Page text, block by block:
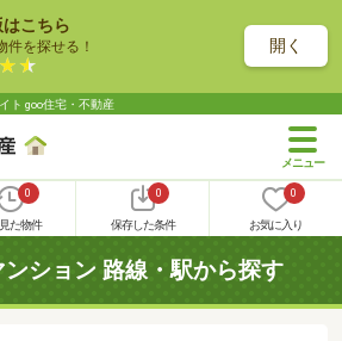
こちら
件を探せる！ 開く
ト goo住宅・不動産
0
た物件
0
保存した条件
0
お気に入り
ション 路線・駅から探す